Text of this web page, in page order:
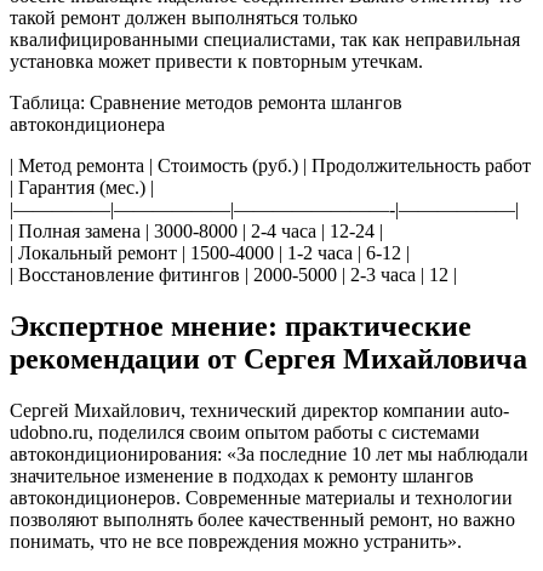
такой ремонт должен выполняться только
квалифицированными специалистами, так как неправильная
установка может привести к повторным утечкам.
Таблица: Сравнение методов ремонта шлангов
автокондиционера
| Метод ремонта | Стоимость (руб.) | Продолжительность работ
| Гарантия (мес.) |
|—————|——————|————————-|——————|
| Полная замена | 3000-8000 | 2-4 часа | 12-24 |
| Локальный ремонт | 1500-4000 | 1-2 часа | 6-12 |
| Восстановление фитингов | 2000-5000 | 2-3 часа | 12 |
Экспертное мнение: практические
рекомендации от Сергея Михайловича
Сергей Михайлович, технический директор компании auto-
udobno.ru, поделился своим опытом работы с системами
автокондиционирования: «За последние 10 лет мы наблюдали
значительное изменение в подходах к ремонту шлангов
автокондиционеров. Современные материалы и технологии
позволяют выполнять более качественный ремонт, но важно
понимать, что не все повреждения можно устранить».